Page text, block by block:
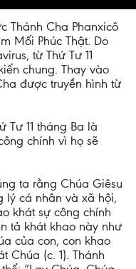
Thánh Cha Phanxicô
Mối Phúc Thật. Do
từ Thứ Tư 11
chung. Thay vào
được truyền hình từ
Tư 11 tháng Ba là
chính vì họ sẽ
ta rằng Chúa Giêsu
lý cá nhân và xã hội,
khát sự công chính
tả khát khao này như
của con, con khao
Chúa (c. 1). Thánh